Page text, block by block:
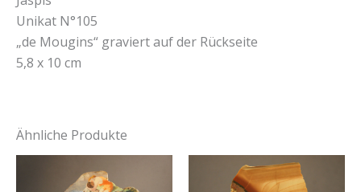
Unikat N°105
„de Mougins“ graviert auf der Rückseite
5,8 x 10 cm
Ähnliche Produkte